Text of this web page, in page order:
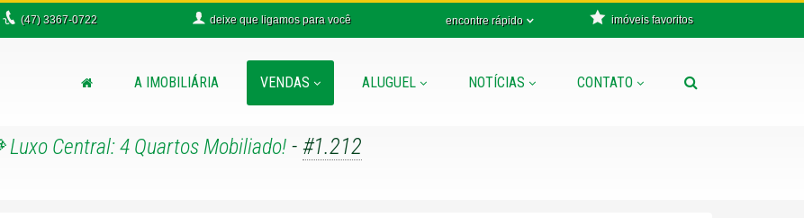
(47)3367-0722 deixe que ligamos para você encontre rápido imóveis favoritos
A IMOBILIÁRIA VENDAS ALUGUEL NOTÍCIAS CONTATO
Luxo Central: 4 Quartos Mobiliado! - #1.212